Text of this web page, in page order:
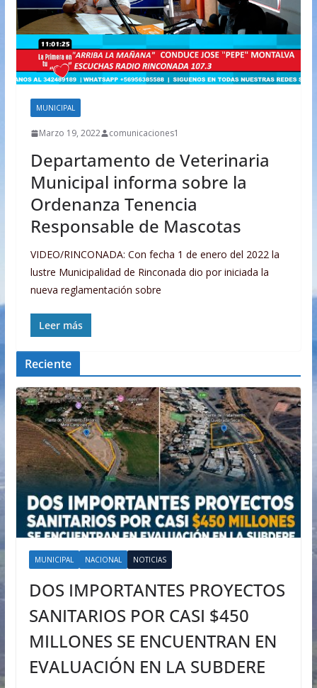
MUNICIPAL
Marzo 19, 2022 comunicaciones1
Departamento de Veterinaria
Municipal informa sobre la
Ordenanza Tenencia
Responsable de Mascotas
VIDEO/RINCONADA: Con fecha 1 de enero del 2022 la
lustre Municipalidad de Rinconada dio por iniciada la
nueva reglamentación sobre
Leer más
Reciente
MUNICIPAL NACIONAL NOTICIAS
DOS IMPORTANTES PROYECTOS
SANITARIOS POR CASI $450
MILLONES SE ENCUENTRAN EN
EVALUACIÓN EN LA SUBDERE